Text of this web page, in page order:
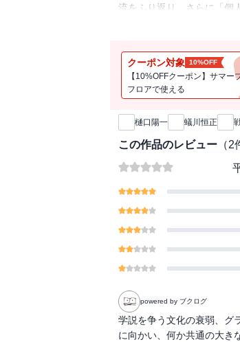
流をふり返り，さらに「個
クーポン対象 10%OFF
【10%OFFクーポン】サマ
フロアで使える
新刊通知
樋口陽一 蟻川恒正
この作品のレビュー （2
powered by ブクログ
学説を争う文化の衰弱、グ
に向かい、何か共通の大き